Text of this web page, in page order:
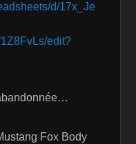
d/17x_Je
edit?
Fox Body